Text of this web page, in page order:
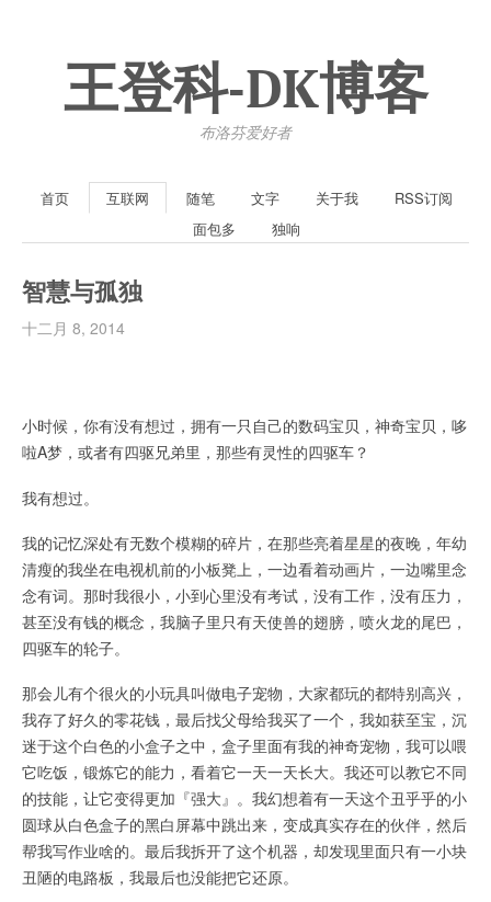
王登科-DK博客
布洛芬爱好者
首页 互联网 随笔 文字 关于我
RSS订阅
面包多
独响
智慧与孤独
十二月 8, 2014
小时候，你有没有想过，拥有一只自己的数码宝贝，神奇宝贝，哆
啦A梦，或者有四驱兄弟里，那些有灵性的四驱车？
我有想过。
我的记忆深处有无数个模糊的碎片，在那些亮着星星的夜晚，年幼
清瘦的我坐在电视机前的小板凳上，一边看着动画片，一边嘴里念
念有词。那时我很小，小到心里没有考试，没有工作，没有压力，
甚至没有钱的概念，我脑子里只有天使兽的翅膀，喷火龙的尾巴，
四驱车的轮子。
那会儿有个很火的小玩具叫做电子宠物，大家都玩的都特别高兴，
我存了好久的零花钱，最后找父母给我买了一个，我如获至宝，沉
迷于这个白色的小盒子之中，盒子里面有我的神奇宠物，我可以喂
它吃饭，锻炼它的能力，看着它一天一天长大。我还可以教它不同
的技能，让它变得更加『强大』。我幻想着有一天这个丑乎乎的小
圆球从白色盒子的黑白屏幕中跳出来，变成真实存在的伙伴，然后
帮我写作业啥的。最后我拆开了这个机器，却发现里面只有一小块
丑陋的电路板，我最后也没能把它还原。